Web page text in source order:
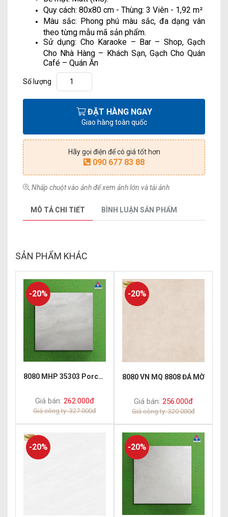
Quy cách: 80x80 cm - Thùng: 3 Viên - 1,92 m²
Màu sắc: Phong phú màu sắc, đa dạng vân
theo từng mẫu mã sản phẩm.
Sử dụng: Cho Karaoke – Bar – Shop, Gạch
Cho Nhà Hàng – Khách Sạn, Gạch Cho Quán
Café – Quán Ăn
Số lượng
ĐẶT HÀNG NGAY
Giao hàng toàn quốc
Hãy gọi điện để có giá tốt hơn
090 677 83 88
Nhấp chuột vào ảnh để xem ảnh lớn và tải ảnh
MÔ TẢ CHI TIẾT BÌNH LUẬN SẢN PHẨM
SẢN PHẨM KHÁC
-20%
8080 MHP 35303 Porcelain Matt
Giá bán: 262.000đ
Giá công ty: 327.000đ
-20%
8080 VN MQ 8808 ĐÁ MỜ
Giá bán: 256.000đ
Giá công ty: 320.000đ
-20% -20%